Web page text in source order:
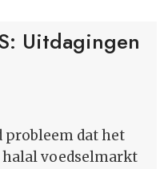
Uitdagingen
probleem dat het
voedselmarkt